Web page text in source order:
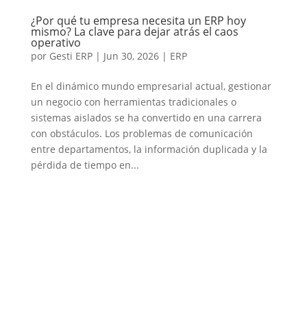
¿Por qué tu empresa necesita un ERP hoy
mismo? La clave para dejar atrás el caos
operativo
por Gesti ERP| Jun 30, 2026| ERP
En el dinámico mundo empresarial actual, gestionar
un negocio con herramientas tradicionales o
sistemas aislados se ha convertido en una carrera
con obstáculos. Los problemas de comunicación
entre departamentos, la información duplicada y la
pérdida de tiempo en...